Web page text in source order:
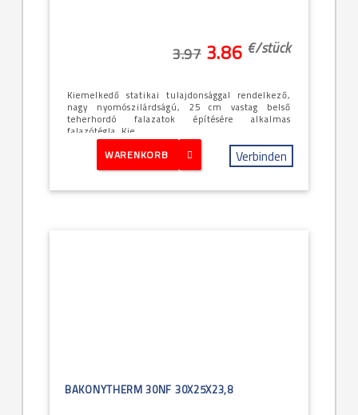
3.97 3.86 €/stück
Kiemelkedő statikai tulajdonsággal rendelkező,
nagy nyomószilárdságú, 25 cm vastag belső
teherhordó falazatok építésére alkalmas
falazótégla. Kie...
WARENKORB Verbinden
BAKONYTHERM 30NF 30X25X23,8